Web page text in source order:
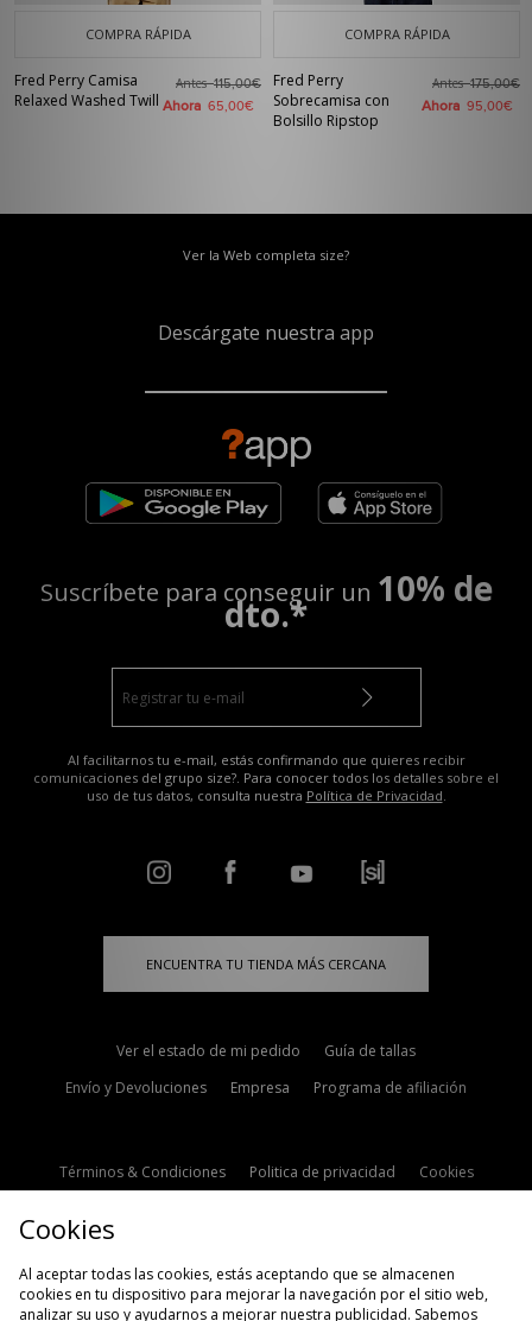
COMPRA RÁPIDA
Fred Perry Camisa
Relaxed Washed Twill
Antes115,00€
Ahora 65,00€
COMPRA RÁPIDA
Fred Perry
Sobrecamisa con
Bolsillo Ripstop
Antes175,00€
Ahora 95,00€
Ver la Web completa size?
Descárgate nuestra app
Suscríbete para conseguir un 10% de
dto.*
Al facilitarnos tu e-mail, estás confirmando que quieres recibir
comunicaciones del grupo size?. Para conocer todos los detalles sobre el
uso de tus datos, consulta nuestra Política de Privacidad.
ENCUENTRA TU TIENDA MÁS CERCANA
Ver el estado de mi pedido
Guía de tallas
Envío y Devoluciones
Empresa Programa de afiliación
Términos & Condiciones Politica de privacidad
Cookies
Cookies
Al aceptar todas las cookies, estás aceptando que se almacenen
cookies en tu dispositivo para mejorar la navegación por el sitio web,
analizar su uso y ayudarnos a mejorar nuestra publicidad. Sabemos